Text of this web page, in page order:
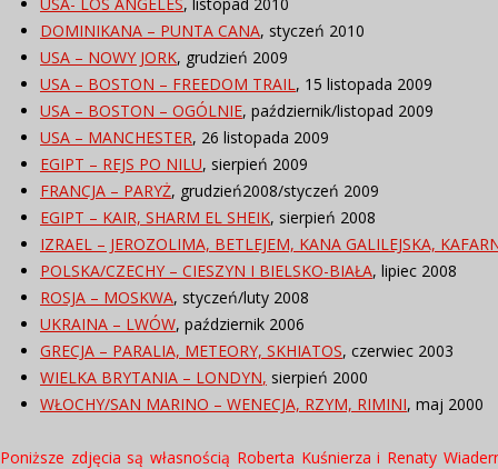
DOMINIKANA – PUNTA CANA, styczeń 2010
USA – NOWY JORK, grudzień 2009
USA – BOSTON – FREEDOM TRAIL, 15 listopada 2009
USA – BOSTON – OGÓLNIE, październik/listopad 2009
USA – MANCHESTER, 26 listopada 2009
EGIPT – REJS PO NILU, sierpień 2009
FRANCJA – PARYŻ, grudzień2008/styczeń 2009
EGIPT – KAIR, SHARM EL SHEIK, sierpień 2008
IZRAEL – JEROZOLIMA, BETLEJEM, KANA GALILEJSKA,
POLSKA/CZECHY – CIESZYN I BIELSKO-BIAŁA, lipiec 2008
ROSJA – MOSKWA, styczeń/luty 2008
UKRAINA – LWÓW, październik 2006
GRECJA – PARALIA, METEORY, SKHIATOS, czerwiec 2003
WIELKA BRYTANIA – LONDYN, sierpień 2000
WŁOCHY/SAN MARINO – WENECJA, RZYM, RIMINI, maj 2000
Poniższe zdjęcia są własnością Roberta Kuśnierza i Renaty